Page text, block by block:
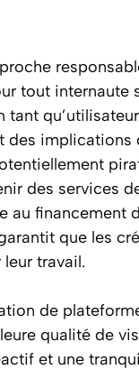
tout internaute
tant
des implications
des services
au financement
que les
travail.
de
qualité de
et une